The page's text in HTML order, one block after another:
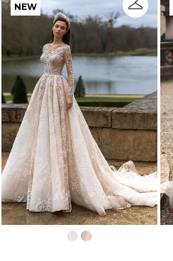
NEW